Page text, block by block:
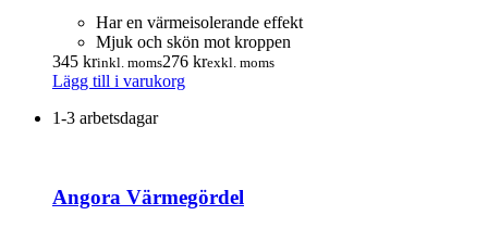
alternativen
kan
väljas
på
Har en värmeisolerande effekt
Mjuk och skön mot kroppen
345 krinkl. moms276 krexkl. moms
Lägg till i varukorg
1-3 arbetsdagar
Angora Värmegördel